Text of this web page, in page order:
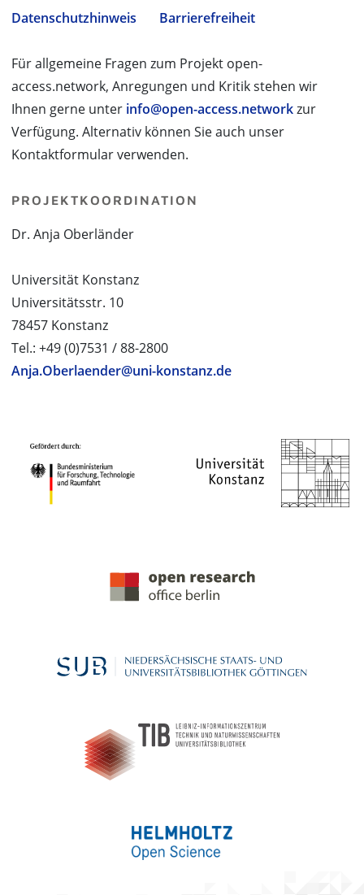
Datenschutzhinweis
Barrierefreiheit
Für allgemeine Fragen zum Projekt open-
access.network, Anregungen und Kritik stehen wir
Ihnen gerne unter info@open-access.networkzur
Verfügung. Alternativ können Sie auch unser
Kontaktformular verwenden.
PROJEKTKOORDINATION
Dr. Anja Oberländer
Universität Konstanz
Universitätsstr. 10
78457 Konstanz
Tel.: +49 (0)7531 / 88-2800
Anja.Oberlaender@uni-konstanz.de